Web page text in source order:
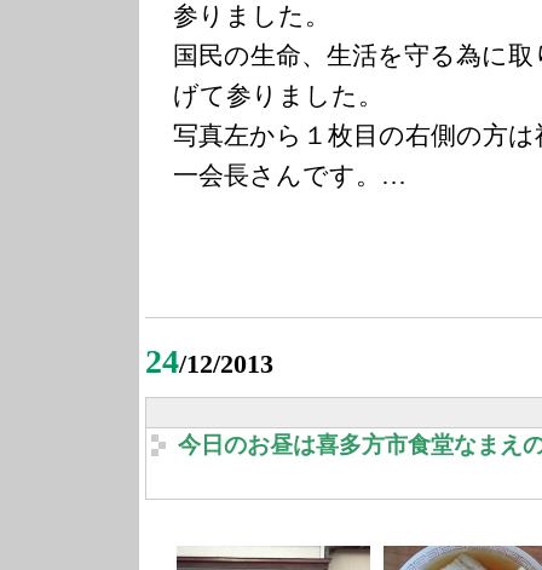
参りました。
国民の生命、生活を守る為に
げて参りました。
写真左から１枚目の右側の方
一会長さんです。…
24/12/2013
今日のお昼は喜多方市食堂なまえ